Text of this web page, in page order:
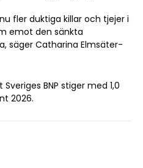
fler duktiga killar och tjejer i
emot den sänkta
säger Catharina Elmsäter-
BNP stiger med 1,0
2026.